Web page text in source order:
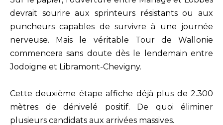
devrait sourire aux sprinteurs résistants ou aux
puncheurs capables de survivre à une journée
nerveuse. Mais le véritable Tour de Wallonie
commencera sans doute dès le lendemain entre
Jodoigne et Libramont-Chevigny.
Cette deuxième étape affiche déjà plus de 2.300
mètres de dénivelé positif. De quoi éliminer
plusieurs candidats aux arrivées massives.